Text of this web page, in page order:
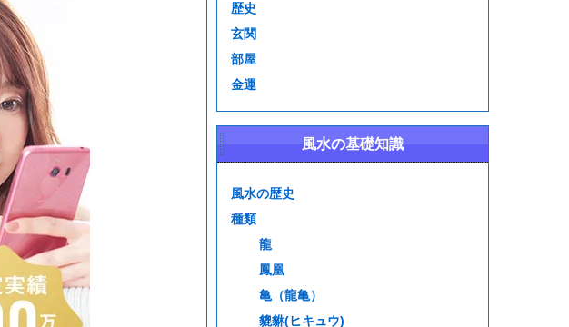
歴史
玄関
部屋
金運
風水の基礎知識
風水の歴史
種類
龍
鳳凰
亀（龍亀）
貔貅(ヒキュウ)